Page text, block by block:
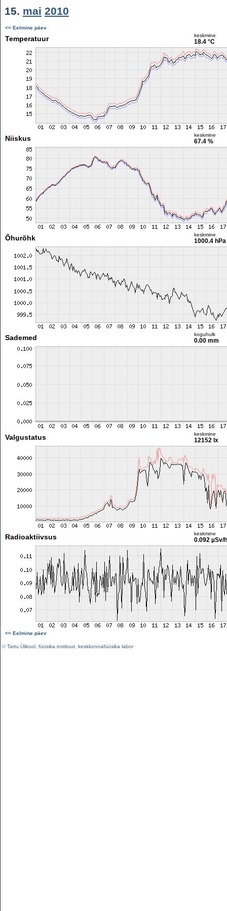
15. mai 2010
<< Eelmine päev
Temperatuur keskmine
18.4 °C
Niiskus keskmine
67.4 %
Õhurõhk keskmine
1000.4 hPa
Sademed koguhulk
0.00 mm
Valgustatus keskmine
12152 lx
Radioaktiivsus keskmine
0.092 µSv/h
<< Eelmine päev
©Tartu Ülikool füüsika instituut keskkonnafüüsika labor